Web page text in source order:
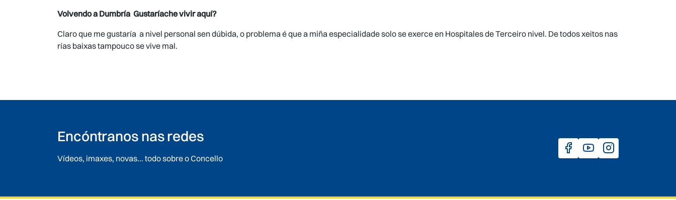
Volvendo a Dumbría Gustaríache vivir aquí?
Claro que me gustaría a nivel personal sen dúbida, o problema é que a miña especialidade solo se exerce en Hospitales de Terceiro nivel. De todos xeitos nas
rías baixas tampouco se vive mal.
Encóntranos nas redes
Vídeos, imaxes, novas... todo sobre o Concello